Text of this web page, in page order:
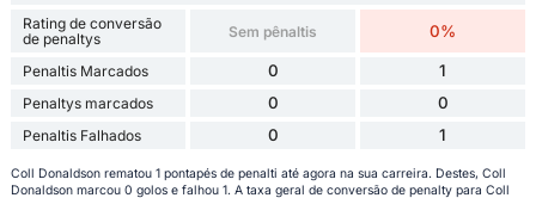
Rating de conversão
de penaltys
Sem pênaltis 0%
Penaltis Marcados 0 1
Penaltys marcados 0 0
Penaltis Falhados 0 1
Coll Donaldson rematou 1 pontapés de penalti até agora na sua carreira. Destes, Coll
Donaldson marcou 0 golos e falhou 1. A taxa geral de conversão de penalty para Coll